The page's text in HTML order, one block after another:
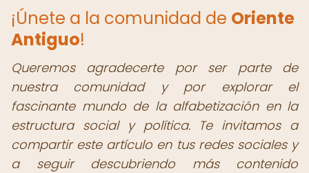
¡Únete a la comunidad de Oriente
Antiguo!
Queremos agradecerte por ser parte de
nuestra comunidad y por explorar el
fascinante mundo de la alfabetización en la
estructura social y política. Te invitamos a
compartir este artículo en tus redes sociales y
a seguir descubriendo más contenido